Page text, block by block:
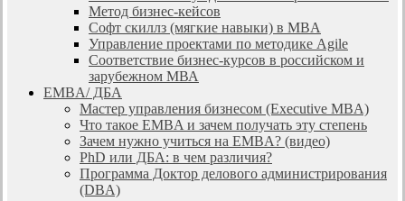
Метод бизнес-кейсов
Софт скиллз (мягкие навыки) в MBA
Управление проектами по методике Agile
Соответствие бизнес-курсов в российском и
зарубежном МВА
EMBA/ ДБA
Мастер управления бизнесом (Executive MBA)
Что такое EMBA и зачем получать эту степень
Зачем нужно учиться на EMBA? (видео)
PhD или ДБА: в чем различия?
Программа Доктор делового администрирования
(DBА)